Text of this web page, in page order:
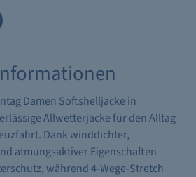
Damen Softshelljacke in
Allwetterjacke für den Alltag
Dank winddichter,
atmungsaktiver Eigenschaften
während 4-Wege-Stretch